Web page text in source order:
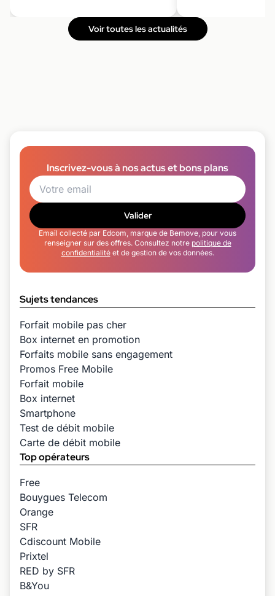
Voir toutes les actualités
Inscrivez-vous à nos actus et bons plans
Valider
Email collecté par Edcom, marque de Bemove, pour vous
renseigner sur des offres. Consultez notre politique de
confidentialitéet de gestion de vos données.
Sujets tendances
Forfait mobile pas cher
Box internet en promotion
Forfaits mobile sans engagement
Promos Free Mobile
Forfait mobile
Box internet
Smartphone
Test de débit mobile
Carte de débit mobile
Top opérateurs
Free
Bouygues Telecom
Orange
SFR
Cdiscount Mobile
Prixtel
RED by SFR
B&You